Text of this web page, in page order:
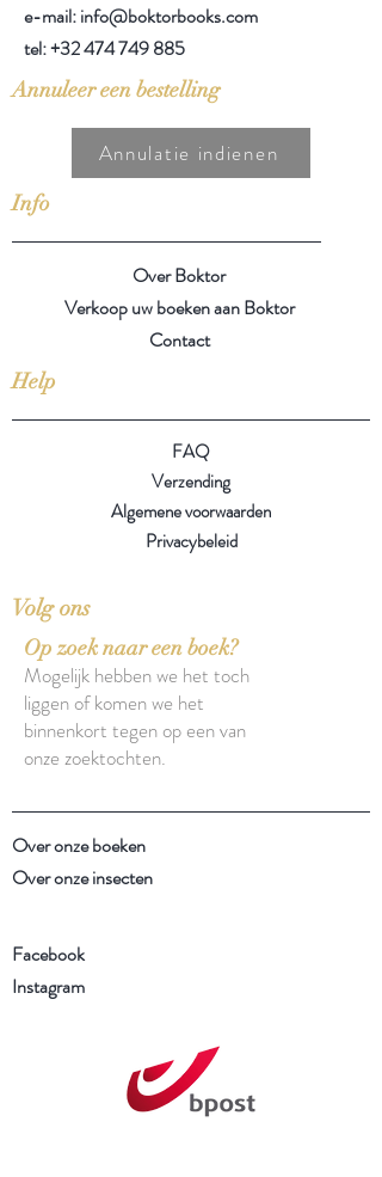
e-mail: info@boktorbooks.com
tel:+32 474 749 885
Annuleer een bestelling
Annulatie indienen
Info
Over Boktor
Verkoop uw boeken aan Boktor
Contact
Help
FAQ
Verzending
Algemene voorwaarden
Privacybeleid
Volg ons
Op zoek naar een boek?
Mogelijk hebben we het toch
liggen of komen we het
binnenkort tegen op een van
onze zoektochten.
Over onze boeken
Over onze insecten
Facebook
Instagram